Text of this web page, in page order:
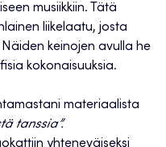
musiikkiin. Tätä
liikelaatu, josta
keinojen avulla he
kokonaisuuksia.
materiaalista
tanssia”.
yhteneväiseksi